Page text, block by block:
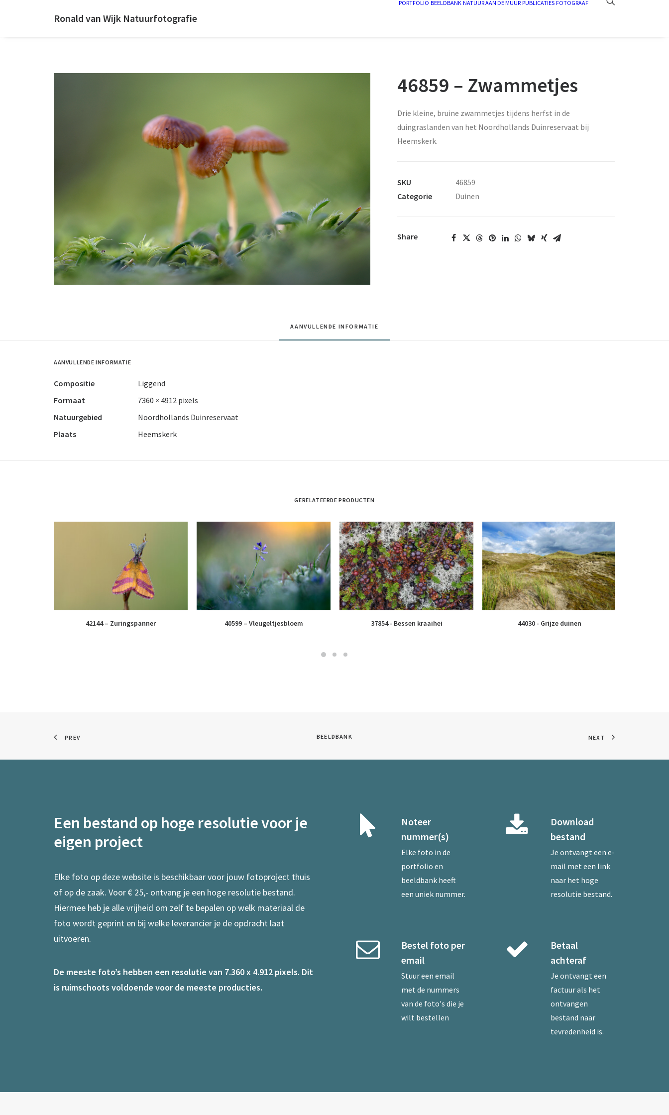
Ronald van Wijk Natuurfotografie
PORTFOLIO BEELDBANK NATUUR AAN DE MUUR PUBLICATIES FOTOGRAAF
46859 – Zwammetjes
Drie kleine, bruine zwammetjes tijdens herfst in de
duingraslanden van het Noordhollands Duinreservaat bij
Heemskerk.
SKU
46859
Categorie
Duinen
Share
AANVULLENDE INFORMATIE
AANVULLENDE INFORMATIE
Compositie
Liggend
Formaat
7360 × 4912 pixels
Natuurgebied
Noordhollands Duinreservaat
Plaats
Heemskerk
GERELATEERDE PRODUCTEN
42144 – Zuringspanner 40599 – Vleugeltjesbloem 37854 - Bessen kraaihei 44030 - Grijze duinen
PREV BEELDBANK NEXT
Een bestand op hoge resolutie voor je
eigen project
Elke foto op deze website is beschikbaar voor jouw fotoproject thuis
of op de zaak. Voor € 25,- ontvang je een hoge resolutie bestand.
Hiermee heb je alle vrijheid om zelf te bepalen op welk materiaal de
foto wordt geprint en bij welke leverancier je de opdracht laat
uitvoeren.
De meeste foto’s hebben een resolutie van 7.360 x 4.912 pixels. Dit
is ruimschoots voldoende voor de meeste producties.
Noteer
nummer(s)
Elke foto in de
portfolio en
beeldbank heeft
een uniek nummer.
Bestel foto per
email
Stuur een email
met de nummers
van de foto's die je
wilt bestellen
Download
bestand
Je ontvangt een e-
mail met een link
naar het hoge
resolutie bestand.
Betaal
achteraf
Je ontvangt een
factuur als het
ontvangen
bestand naar
tevredenheid is.